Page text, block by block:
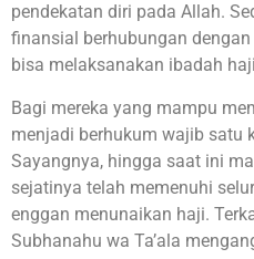
pendekatan diri pada Allah.
finansial berhubungan
bisa melaksanakan ibadah
Bagi mereka yang mampu
menjadi berhukum wajib satu
Sayangnya, hingga saat ini
sejatinya telah memenuhi
enggan menunaikan haji.
Subhanahu wa Ta’ala